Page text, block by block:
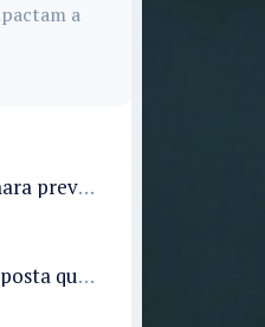
a
Projeto na Câmara prevê pagamento do seguro-defeso ao pescador artesanal durante paralisações para preservação ambiental
CCJ aprova proposta que altera regras de repartição do ICMS entre municípios em atividades do agronegócio